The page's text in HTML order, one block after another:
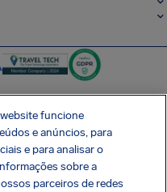
SocialLinkedin
APP
funcione
e anúncios, para
e para analisar o
sobre a
parceiros de redes